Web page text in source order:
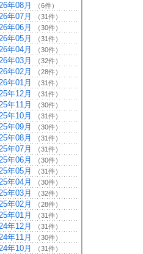
年08月 （6件）
年07月 （31件）
年06月 （30件）
年05月 （31件）
年04月 （30件）
年03月 （32件）
年02月 （28件）
年01月 （31件）
年12月 （31件）
年11月 （30件）
年10月 （31件）
年09月 （30件）
年08月 （31件）
年07月 （31件）
年06月 （30件）
年05月 （31件）
年04月 （30件）
年03月 （32件）
年02月 （28件）
年01月 （31件）
年12月 （31件）
年11月 （30件）
年10月 （31件）